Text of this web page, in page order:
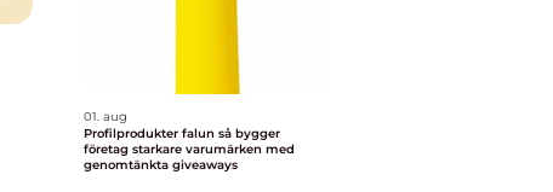
01. aug
Profilprodukter falun så bygger
företag starkare varumärken med
genomtänkta giveaways